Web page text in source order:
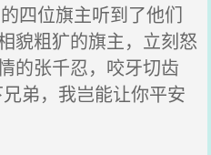
四位旗主听到了他们
貌粗犷的旗主，立刻怒
的张千忍，咬牙切齿
弟，我岂能让你平安